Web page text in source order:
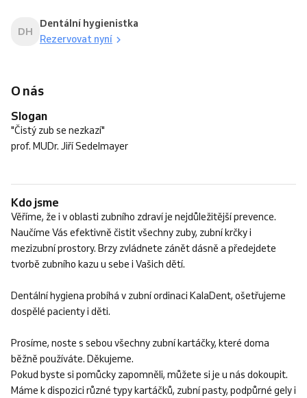
DH
Dentální hygienistka
Rezervovat nyní
O nás
Slogan
"Čistý zub se nezkazí"
prof. MUDr. Jiří Sedelmayer
Kdo jsme
Věříme, že i v oblasti zubního zdraví je nejdůležitější prevence.
Naučíme Vás efektivně čistit všechny zuby, zubní krčky i
mezizubní prostory. Brzy zvládnete zánět dásně a předejdete
tvorbě zubního kazu u sebe i Vašich dětí.
Dentální hygiena probíhá v zubní ordinaci KalaDent, ošetřujeme
dospělé pacienty i děti.
Prosíme, noste s sebou všechny zubní kartáčky, které doma
běžně používáte. Děkujeme.
Pokud byste si pomůcky zapomněli, můžete si je u nás dokoupit.
Máme k dispozici různé typy kartáčků, zubní pasty, podpůrné gely i